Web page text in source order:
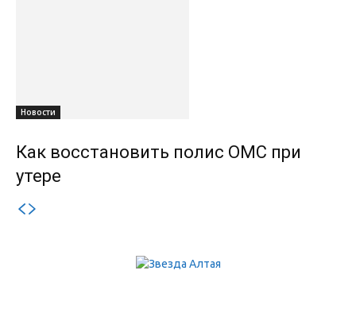
Новости
Как восстановить полис ОМС при
утере